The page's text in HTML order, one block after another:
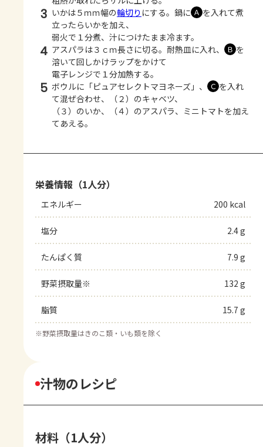
3 いかは５ｍｍ幅の輪切り にする。鍋に Ａ を入れて煮
立ったらいかを加え、
弱火で１分煮、汁につけたまま冷ます。
4 アスパラは３ｃｍ長さに切る。耐熱皿に入れ、 Ｂ を
溶いて回しかけラップをかけて
電子レンジで１分加熱する。
5 ボウルに「ピュアセレクトマヨネーズ」、 Ｃ を入れ
て混ぜ合わせ、（２）のキャベツ、
（３）のいか、（４）のアスパラ、ミニトマトを加え
てあえる。
栄養情報（1人分）
エネルギー 200 kcal
塩分 2.4 g
たんぱく質 7.9 g
野菜摂取量※ 132 g
脂質 15.7 g
※野菜摂取量はきのこ類・いも類を除く
汁物のレシピ
材料（1人分）